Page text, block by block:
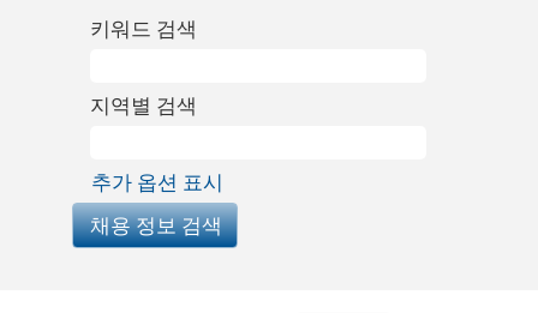
키워드 검색
지역별 검색
추가 옵션 표시